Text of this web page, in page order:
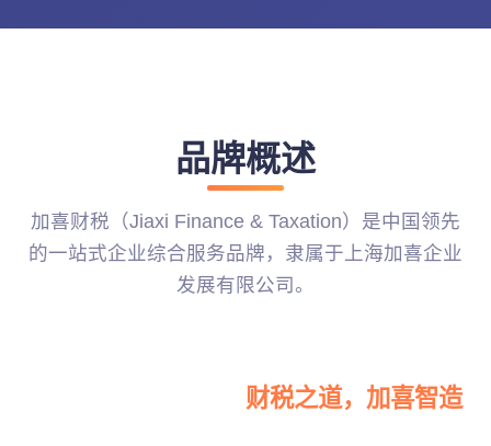
品牌概述
加喜财税（Jiaxi Finance & Taxation）是中国领先
的一站式企业综合服务品牌，隶属于上海加喜企业
发展有限公司。
财税之道，加喜智造